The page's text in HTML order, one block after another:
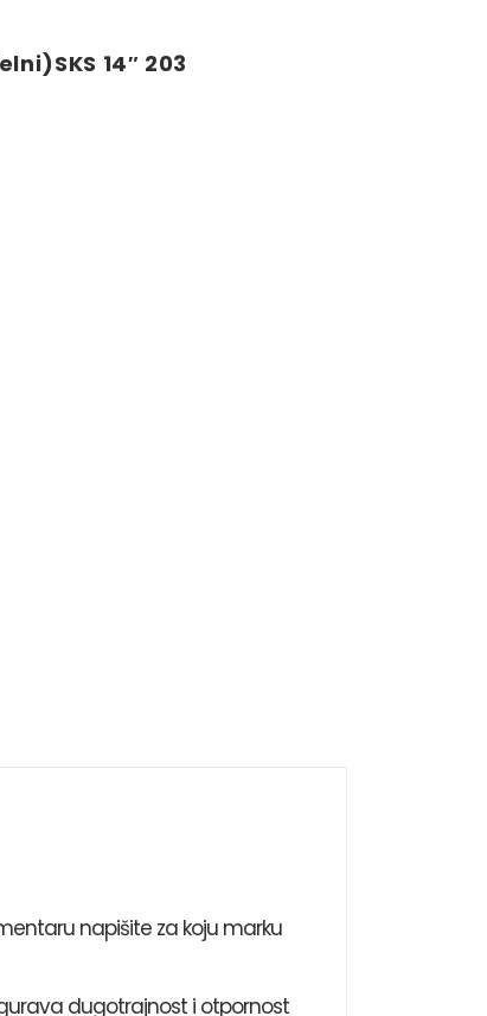
14″ 203
napišite za koju marku
dugotrajnost i otpornost